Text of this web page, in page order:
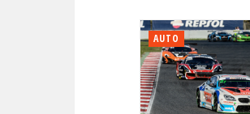
AUTO